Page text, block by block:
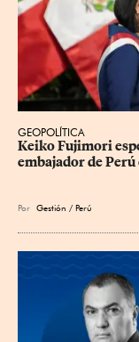
GEOPOLÍTICA
Keiko Fujimori
embajador de
Por Gestión / Perú